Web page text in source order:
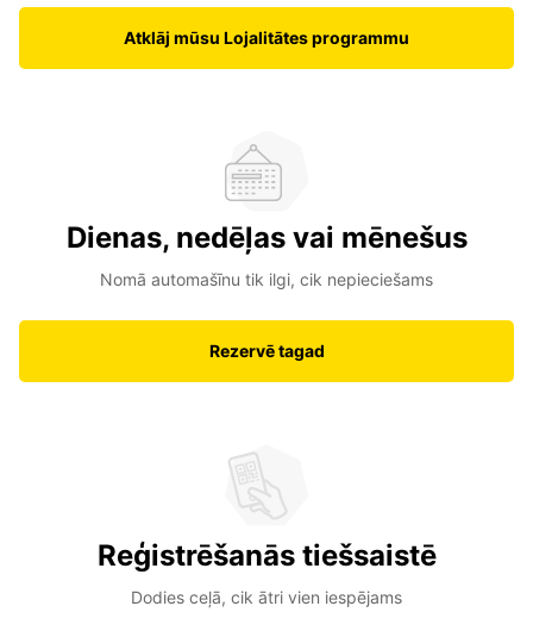
Atklāj mūsu Lojalitātes programmu
Dienas, nedēļas vai mēnešus
Nomā automašīnu tik ilgi, cik nepieciešams
Rezervē tagad
Reģistrēšanās tiešsaistē
Dodies ceļā, cik ātri vien iespējams